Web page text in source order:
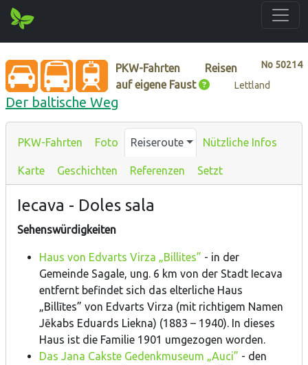
No 50214
PKW-Fahrten
Reisen
auf eigene Faust
Lettland
Der baltische Weg
PKW-Fahrten Foto Reiseroute Nützliche Infos
Karte Geschichten Referenzen Setzt
Iecava - Doles sala
Sehenswürdigkeiten
Haus von Edvarts Virza „Billites” - in der
Gemeinde Sagale, ung. 6 km von der Stadt Iecava
entfernt befindet sich das elterliche Haus
„Billītes” von Edvarts Virza (mit richtigem Namen
Jēkabs Eduards Liekna) (1883 – 1940). In dieses
Haus ist die Familie 1901 umgezogen worden.
Das Jana Cakste Gedenkmuseum „Auci” - den